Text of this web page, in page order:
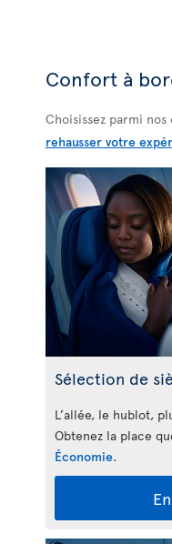
Confort à
Choisissez parmi
rehausser votre
Sélection de
L’allée, le hublot,
Obtenez la place
Économie.